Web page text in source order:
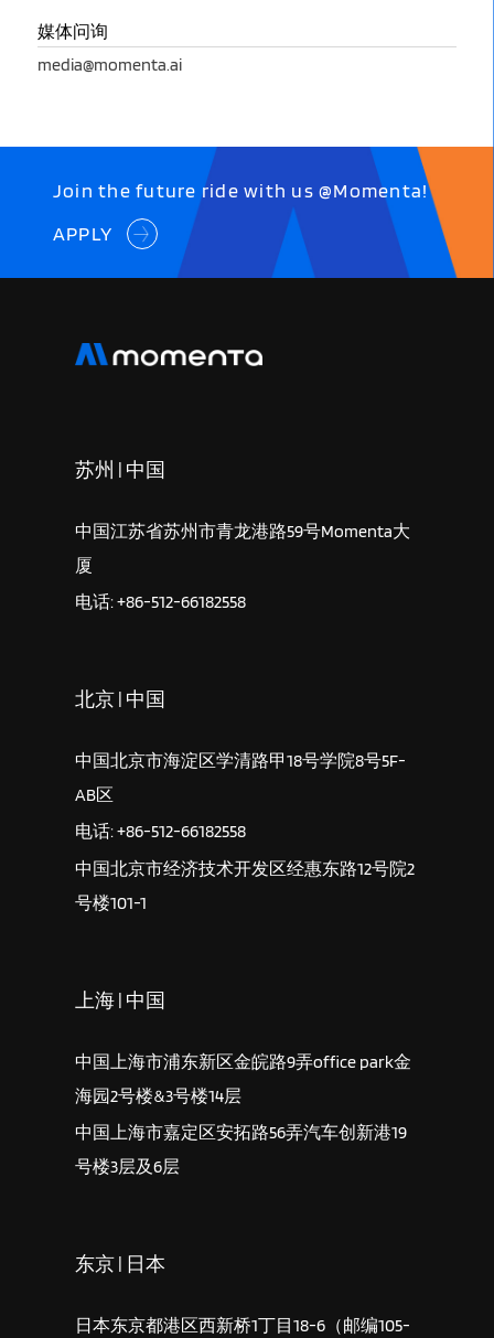
媒体问询
media@momenta.ai
Join the future ride with us @Momenta!
APPLY
苏州 | 中国
中国江苏省苏州市青龙港路59号Momenta大
厦
电话: +86-512-66182558
北京 | 中国
中国北京市海淀区学清路甲18号学院8号5F-
AB区
电话: +86-512-66182558
中国北京市经济技术开发区经惠东路12号院2
号楼101-1
上海 | 中国
中国上海市浦东新区金皖路9弄office park金
海园2号楼&3号楼14层
中国上海市嘉定区安拓路56弄汽车创新港19
号楼3层及6层
东京 | 日本
日本东京都港区西新桥1丁目18-6（邮编105-